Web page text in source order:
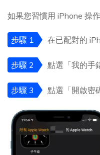
如果您習慣用 iPhone 操
步驟 1 在已配對的
步驟 2 點選「我的手
步驟 3 點選「開啟密